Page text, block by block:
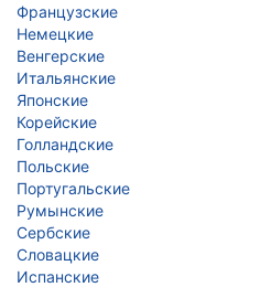
Французские
Немецкие
Венгерские
Итальянские
Японские
Корейские
Голландские
Польские
Португальские
Румынские
Сербские
Словацкие
Испанские